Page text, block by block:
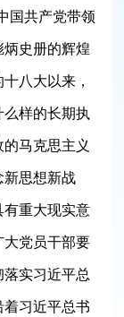
国共产党带领
史册的辉煌
八大以来，
样的长期执
马克思主义
思想新战
重大现实意
党员干部要
实习近平总
习近平总书